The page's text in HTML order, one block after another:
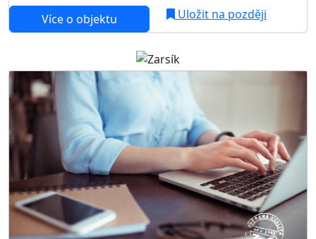
Více o objektu Uložit na později